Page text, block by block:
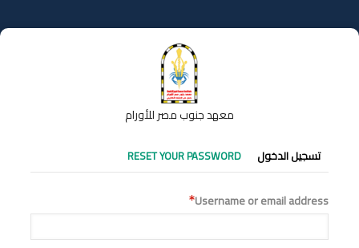
إلى
المحتوى
معهد جنوب مصر للأورام
التبويبات
الأساسية
تسجيل الدخول RESET YOUR PASSWORD
Username or email address